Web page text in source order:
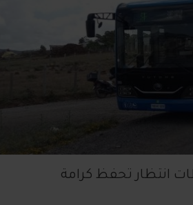
انتظار تحفظ كرامة